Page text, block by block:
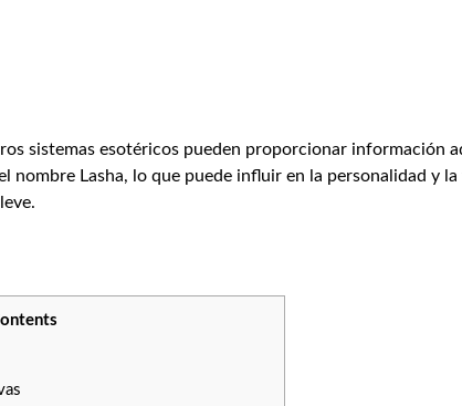
sistemas esotéricos pueden proporcionar información
nombre Lasha, lo que puede influir en la personalidad y